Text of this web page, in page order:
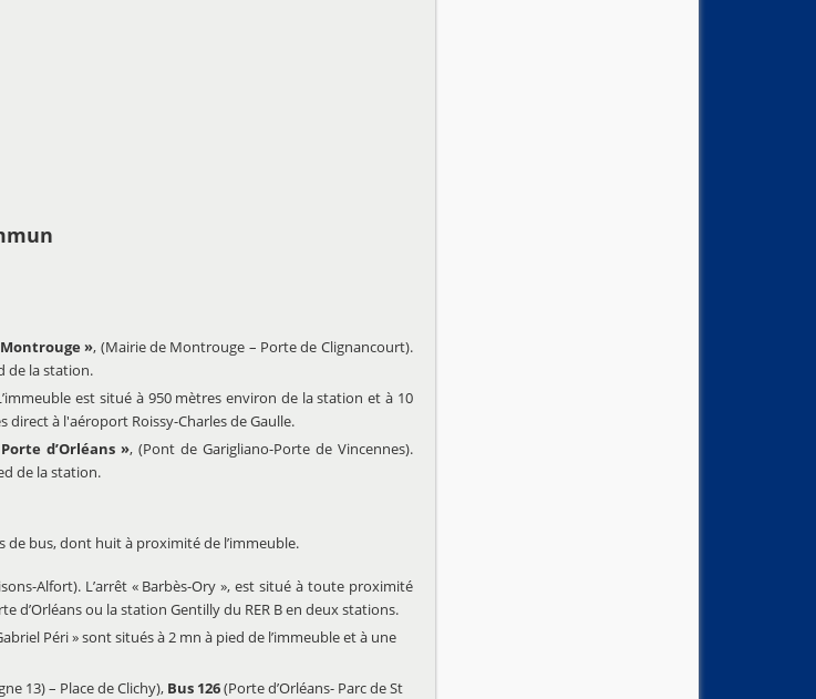
», (Mairie de Montrouge – Porte de Clignancourt).
de la station.
est situé à 950 mètres environ de la station et à 10
direct à l'aéroport Roissy-Charles de Gaulle.
d’Orléans », (Pont de Garigliano-Porte de Vincennes).
de la station.
bus, dont huit à proximité de l’immeuble.
Alfort). L’arrêt « Barbès-Ory », est situé à toute proximité
d’Orléans ou la station Gentilly du RER B en deux stations.
Péri » sont situés à 2 mn à pied de l’immeuble et à une
13) – Place de Clichy), Bus 126(Porte d’Orléans- Parc de St